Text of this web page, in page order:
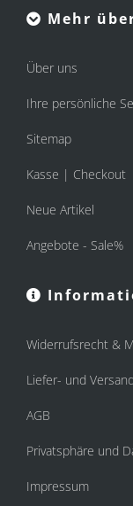
Mehr
Über uns
Ihre persönliche
Sitemap
Kasse | Checkout
Neue Artikel
Angebote - Sale%
Widerrufsrecht &
Liefer- und
AGB
Privatsphäre und
Impressum